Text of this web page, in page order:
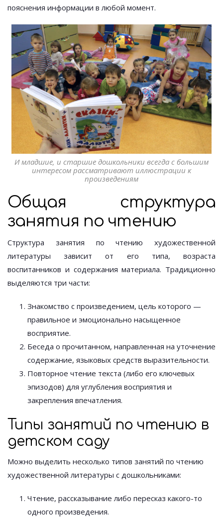
пояснения информации в любой момент.
И младшие, и старшие дошкольники всегда с большим
интересом рассматривают иллюстрации к
произведениям
Общая структура
занятия по чтению
Структура занятия по чтению художественной
литературы зависит от его типа, возраста
воспитанников и содержания материала. Традиционно
выделяются три части:
Знакомство с произведением, цель которого —
правильное и эмоционально насыщенное
восприятие.
Беседа о прочитанном, направленная на уточнение
содержание, языковых средств выразительности.
Повторное чтение текста (либо его ключевых
эпизодов) для углубления восприятия и
закрепления впечатления.
Типы занятий по чтению в
детском саду
Можно выделить несколько типов занятий по чтению
художественной литературы с дошкольниками:
Чтение, рассказывание либо пересказ какого-то
одного произведения.